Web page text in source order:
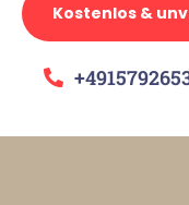
Kostenlos &